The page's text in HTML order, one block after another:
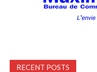
RECENT POSTS